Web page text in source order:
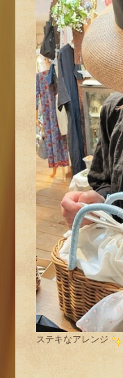
ステキなアレンジ